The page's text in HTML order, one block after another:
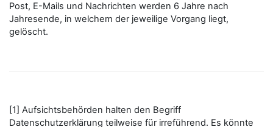
Post, E-Mails und Nachrichten werden 6 Jahre nach
Jahresende, in welchem der jeweilige Vorgang liegt,
gelöscht.
[1] Aufsichtsbehörden halten den Begriff
Datenschutzerklärung teilweise für irreführend. Es könnte